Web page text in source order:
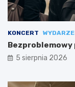
KONCERT
5 sierpnia 2026